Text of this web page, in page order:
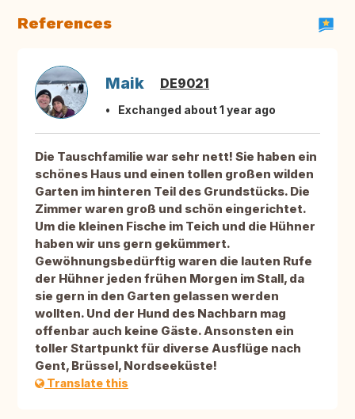
References
Maik DE9021
Exchanged about 1 year ago
Die Tauschfamilie war sehr nett! Sie haben ein
schönes Haus und einen tollen großen wilden
Garten im hinteren Teil des Grundstücks. Die
Zimmer waren groß und schön eingerichtet.
Um die kleinen Fische im Teich und die Hühner
haben wir uns gern gekümmert.
Gewöhnungsbedürftig waren die lauten Rufe
der Hühner jeden frühen Morgen im Stall, da
sie gern in den Garten gelassen werden
wollten. Und der Hund des Nachbarn mag
offenbar auch keine Gäste. Ansonsten ein
toller Startpunkt für diverse Ausflüge nach
Gent, Brüssel, Nordseeküste!
Translate this